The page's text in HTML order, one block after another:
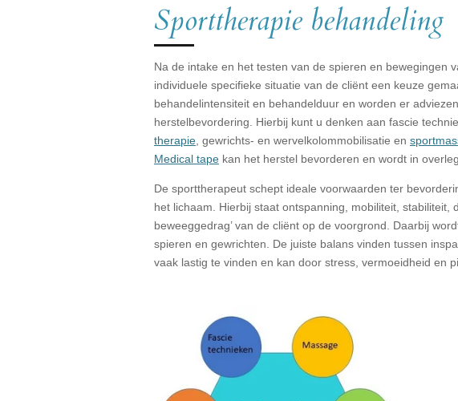
Sporttherapie behandeling
Na de intake en het testen van de spieren en bewegingen
individuele specifieke situatie van de cliënt een keuze
behandelintensiteit en behandelduur en worden er
herstelbevordering. Hierbij kunt u denken aan fascie
therapie , gewrichts- en wervelkolommobilisatie en
Medical tape kan het herstel bevorderen en wordt in
De sporttherapeut schept ideale voorwaarden ter
het lichaam. Hierbij staat ontspanning, mobiliteit, stabiliteit,
beweeggedrag’ van de cliënt op de voorgrond. Daarbij
spieren en gewrichten. De juiste balans vinden tussen
vaak lastig te vinden en kan door stress, vermoeidheid en